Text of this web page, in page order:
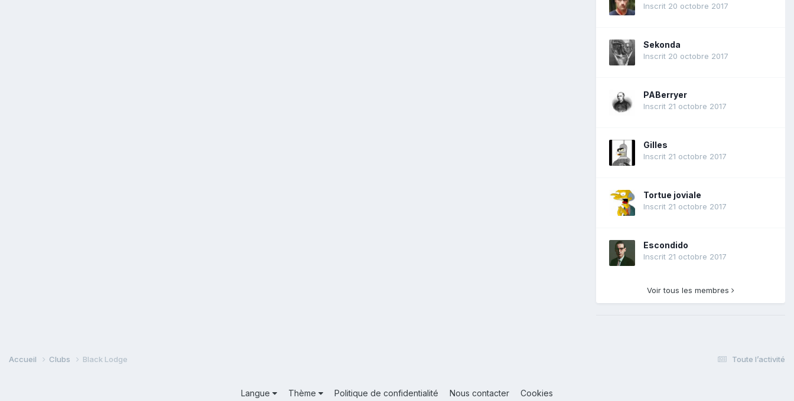
Inscrit 20 octobre 2017
Sekonda
Inscrit 20 octobre 2017
PABerryer
Inscrit 21 octobre 2017
Gilles
Inscrit 21 octobre 2017
Tortue joviale
Inscrit 21 octobre 2017
Escondido
Inscrit 21 octobre 2017
Voir tous les membres
Toute l’activité
Accueil Clubs Black Lodge
Langue Thème Politique de confidentialité Nous contacter Cookies